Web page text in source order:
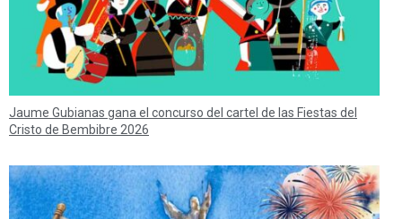
Jaume Gubianas gana el concurso del cartel de las Fiestas del
Cristo de Bembibre 2026